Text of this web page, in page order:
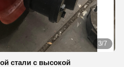
3/7
стали с высокой